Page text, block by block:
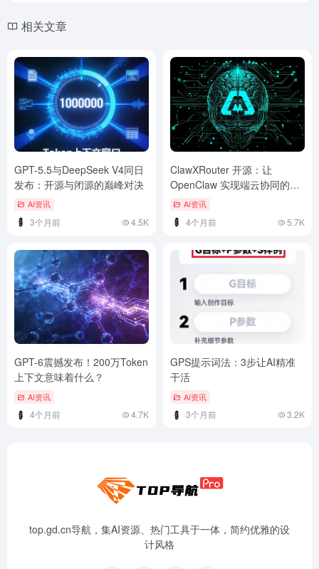
相关文章
GPT-5.5与DeepSeek V4同日
发布：开源与闭源的巅峰对决
AI资讯
3个月前 4.5K
ClawXRouter 开源：让
OpenClaw 实现端云协同的智
能路由
AI资讯
4个月前 5.7K
GPT-6震撼发布！200万Token
上下文意味着什么？
AI资讯
4个月前 4.7K
GPS提示词法：3步让AI精准
干活
AI资讯
3个月前 3.2K
top.gd.cn导航，集AI资源、热门工具于一体，简约优雅的设
计风格